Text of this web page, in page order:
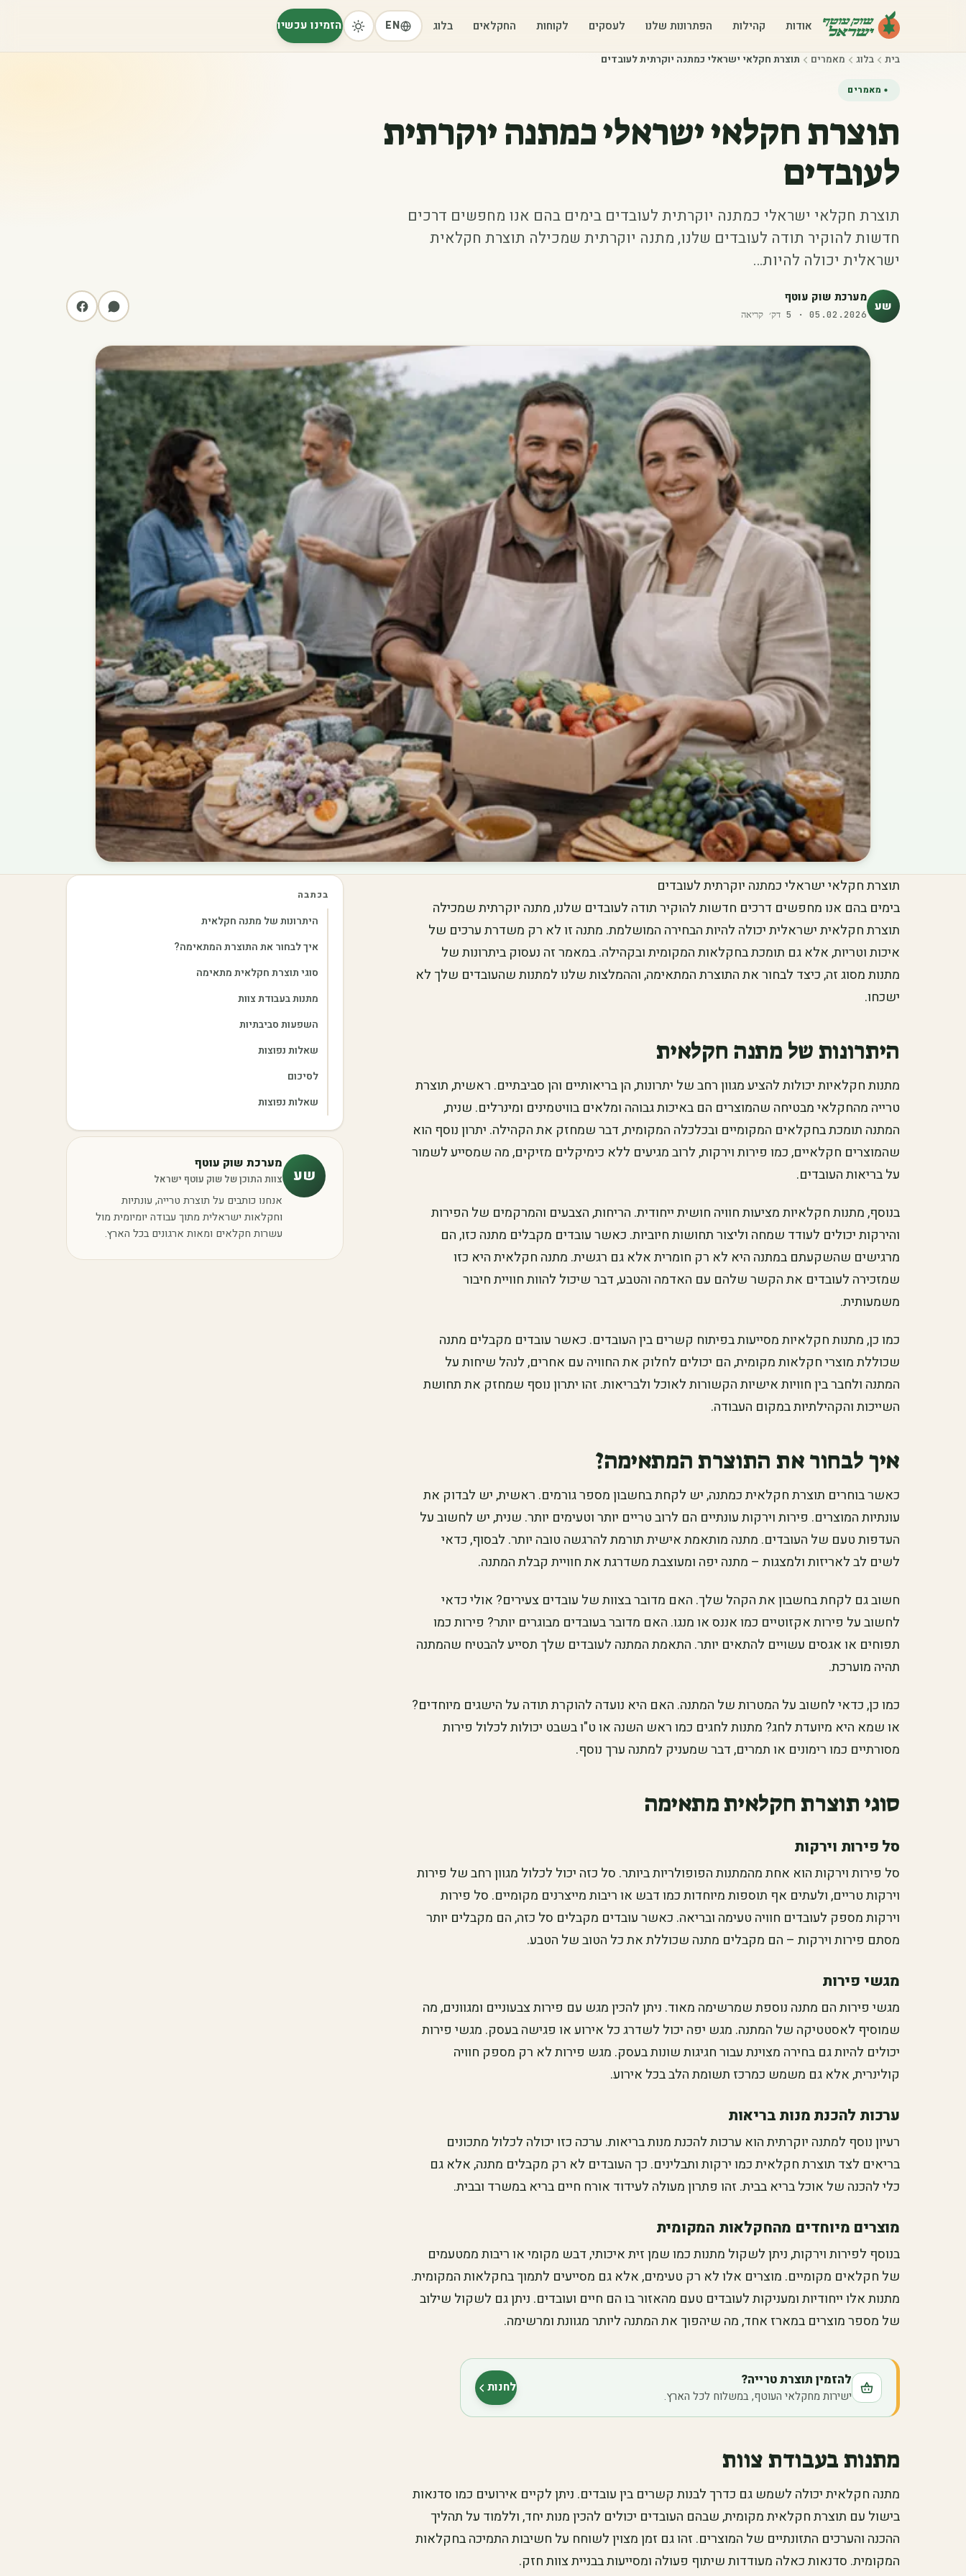
אודות קהילות הפתרונות שלנו לעסקים לקוחות החקלאים בלוג EN הזמינו עכשיו
בית בלוג מאמרים תוצרת חקלאי ישראלי כמתנה יוקרתית לעובדים
מאמרים
תוצרת חקלאי ישראלי כמתנה יוקרתית
לעובדים
תוצרת חקלאי ישראלי כמתנה יוקרתית לעובדים בימים בהם אנו מחפשים דרכים
חדשות להוקיר תודה לעובדים שלנו, מתנה יוקרתית שמכילה תוצרת חקלאית
ישראלית יכולה להיות…
שע מערכת שוק עוטף
05.02.2026
·
5 דק׳ קריאה
תוצרת חקלאי ישראלי כמתנה יוקרתית לעובדים
בימים בהם אנו מחפשים דרכים חדשות להוקיר תודה לעובדים שלנו, מתנה יוקרתית שמכילה
תוצרת חקלאית ישראלית יכולה להיות הבחירה המושלמת. מתנה זו לא רק משדרת ערכים של
איכות וטריות, אלא גם תומכת בחקלאות המקומית ובקהילה. במאמר זה נעסוק ביתרונות של
מתנות מסוג זה, כיצד לבחור את התוצרת המתאימה, וההמלצות שלנו למתנות שהעובדים שלך לא
ישכחו.
היתרונות של מתנה חקלאית
מתנות חקלאיות יכולות להציע מגוון רחב של יתרונות, הן בריאותיים והן סביבתיים. ראשית, תוצרת
טרייה מהחקלאי מבטיחה שהמוצרים הם באיכות גבוהה ומלאים בוויטמינים ומינרלים. שנית,
המתנה תומכת בחקלאים המקומיים ובכלכלה המקומית, דבר שמחזק את הקהילה. יתרון נוסף הוא
שהמוצרים חקלאיים, כמו פירות וירקות, לרוב מגיעים ללא כימיקלים מזיקים, מה שמסייע לשמור
על בריאות העובדים.
בנוסף, מתנות חקלאיות מציעות חוויה חושית ייחודית. הריחות, הצבעים והמרקמים של הפירות
והירקות יכולים לעודד שמחה וליצור תחושות חיוביות. כאשר עובדים מקבלים מתנה כזו, הם
מרגישים שהשקעתם במתנה היא לא רק חומרית אלא גם רגשית. מתנה חקלאית היא כזו
שמזכירה לעובדים את הקשר שלהם עם האדמה והטבע, דבר שיכול להוות חוויית חיבור
משמעותית.
כמו כן, מתנות חקלאיות מסייעות בפיתוח קשרים בין העובדים. כאשר עובדים מקבלים מתנה
שכוללת מוצרי חקלאות מקומית, הם יכולים לחלוק את החוויה עם אחרים, לנהל שיחות על
המתנה ולחבר בין חוויות אישיות הקשורות לאוכל ולבריאות. זהו יתרון נוסף שמחזק את תחושת
השייכות והקהילתיות במקום העבודה.
איך לבחור את התוצרת המתאימה?
כאשר בוחרים תוצרת חקלאית כמתנה, יש לקחת בחשבון מספר גורמים. ראשית, יש לבדוק את
עונתיות המוצרים. פירות וירקות עונתיים הם לרוב טריים יותר וטעימים יותר. שנית, יש לחשוב על
העדפות טעם של העובדים. מתנה מותאמת אישית תורמת להרגשה טובה יותר. לבסוף, כדאי
לשים לב לאריזות ולמצגות – מתנה יפה ומעוצבת משדרגת את חוויית קבלת המתנה.
חשוב גם לקחת בחשבון את הקהל שלך. האם מדובר בצוות של עובדים צעירים? אולי כדאי
לחשוב על פירות אקזוטיים כמו אננס או מנגו. האם מדובר בעובדים מבוגרים יותר? פירות כמו
תפוחים או אגסים עשויים להתאים יותר. התאמת המתנה לעובדים שלך תסייע להבטיח שהמתנה
תהיה מוערכת.
כמו כן, כדאי לחשוב על המטרות של המתנה. האם היא נועדה להוקרת תודה על הישגים מיוחדים?
או שמא היא מיועדת לחג? מתנות לחגים כמו ראש השנה או ט"ו בשבט יכולות לכלול פירות
מסורתיים כמו רימונים או תמרים, דבר שמעניק למתנה ערך נוסף.
סוגי תוצרת חקלאית מתאימה
סל פירות וירקות
סל פירות וירקות הוא אחת מהמתנות הפופולריות ביותר. סל כזה יכול לכלול מגוון רחב של פירות
וירקות טריים, ולעתים אף תוספות מיוחדות כמו דבש או ריבות מייצרנים מקומיים. סל פירות
וירקות מספק לעובדים חוויה טעימה ובריאה. כאשר עובדים מקבלים סל כזה, הם מקבלים יותר
מסתם פירות וירקות – הם מקבלים מתנה שכוללת את כל הטוב של הטבע.
מגשי פירות
מגשי פירות הם מתנה נוספת שמרשימה מאוד. ניתן להכין מגש עם פירות צבעוניים ומגוונים, מה
שמוסיף לאסטטיקה של המתנה. מגש יפה יכול לשדרג כל אירוע או פגישה בעסק. מגשי פירות
יכולים להיות גם בחירה מצוינת עבור חגיגות שונות בעסק. מגש פירות לא רק מספק חוויה
קולינרית, אלא גם משמש כמרכז תשומת הלב בכל אירוע.
ערכות להכנת מנות בריאות
רעיון נוסף למתנה יוקרתית הוא ערכות להכנת מנות בריאות. ערכה כזו יכולה לכלול מתכונים
בריאים לצד תוצרת חקלאית כמו ירקות ותבלינים. כך העובדים לא רק מקבלים מתנה, אלא גם
כלי להכנה של אוכל בריא בבית. זהו פתרון מעולה לעידוד אורח חיים בריא במשרד ובבית.
מוצרים מיוחדים מהחקלאות המקומית
בנוסף לפירות וירקות, ניתן לשקול מתנות כמו שמן זית איכותי, דבש מקומי או ריבות ממטעמים
של חקלאים מקומיים. מוצרים אלו לא רק טעימים, אלא גם מסייעים לתמוך בחקלאות המקומית.
מתנות אלו ייחודיות ומעניקות לעובדים טעם מהאזור בו הם חיים ועובדים. ניתן גם לשקול שילוב
של מספר מוצרים במארז אחד, מה שיהפוך את המתנה ליותר מגוונת ומרשימה.
להזמין תוצרת טרייה?
ישירות מחקלאי העוטף, במשלוח לכל הארץ.
לחנות(נפתח בלשונית חדשה)
מתנות בעבודת צוות
מתנה חקלאית יכולה לשמש גם כדרך לבנות קשרים בין עובדים. ניתן לקיים אירועים כמו סדנאות
בישול עם תוצרת חקלאית מקומית, שבהם העובדים יכולים להכין מנות יחד, וללמוד על תהליך
ההכנה והערכים התזונתיים של המוצרים. זהו גם זמן מצוין לשוחח על חשיבות התמיכה בחקלאות
המקומית. סדנאות כאלה מעודדות שיתוף פעולה ומסייעות בבניית צוות חזק.
בכתבה
היתרונות של מתנה חקלאית
איך לבחור את התוצרת המתאימה?
סוגי תוצרת חקלאית מתאימה
מתנות בעבודת צוות
השפעות סביבתיות
שאלות נפוצות
לסיכום
שאלות נפוצות
שע
מערכת שוק עוטף
צוות התוכן של שוק עוטף ישראל
אנחנו כותבים על תוצרת טרייה, עונתיות
וחקלאות ישראלית מתוך עבודה יומיומית מול
עשרות חקלאים ומאות ארגונים בכל הארץ.